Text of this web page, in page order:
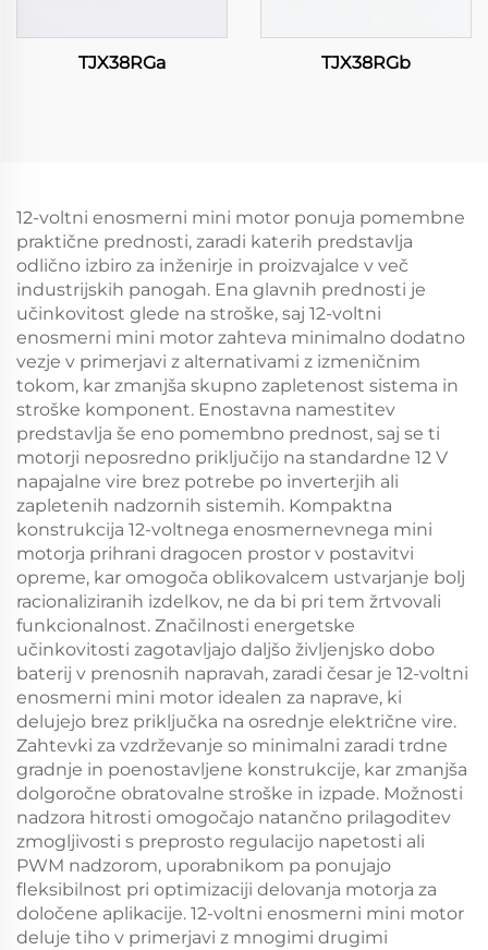
TJX38RGa TJX38RGb
12-voltni enosmerni mini motor ponuja pomembne
praktične prednosti, zaradi katerih predstavlja
odlično izbiro za inženirje in proizvajalce v več
industrijskih panogah. Ena glavnih prednosti je
učinkovitost glede na stroške, saj 12-voltni
enosmerni mini motor zahteva minimalno dodatno
vezje v primerjavi z alternativami z izmeničnim
tokom, kar zmanjša skupno zapletenost sistema in
stroške komponent. Enostavna namestitev
predstavlja še eno pomembno prednost, saj se ti
motorji neposredno priključijo na standardne 12 V
napajalne vire brez potrebe po inverterjih ali
zapletenih nadzornih sistemih. Kompaktna
konstrukcija 12-voltnega enosmernevnega mini
motorja prihrani dragocen prostor v postavitvi
opreme, kar omogoča oblikovalcem ustvarjanje bolj
racionaliziranih izdelkov, ne da bi pri tem žrtvovali
funkcionalnost. Značilnosti energetske
učinkovitosti zagotavljajo daljšo življenjsko dobo
baterij v prenosnih napravah, zaradi česar je 12-voltni
enosmerni mini motor idealen za naprave, ki
delujejo brez priključka na osrednje električne vire.
Zahtevki za vzdrževanje so minimalni zaradi trdne
gradnje in poenostavljene konstrukcije, kar zmanjša
dolgoročne obratovalne stroške in izpade. Možnosti
nadzora hitrosti omogočajo natančno prilagoditev
zmogljivosti s preprosto regulacijo napetosti ali
PWM nadzorom, uporabnikom pa ponujajo
fleksibilnost pri optimizaciji delovanja motorja za
določene aplikacije. 12-voltni enosmerni mini motor
deluje tiho v primerjavi z mnogimi drugimi